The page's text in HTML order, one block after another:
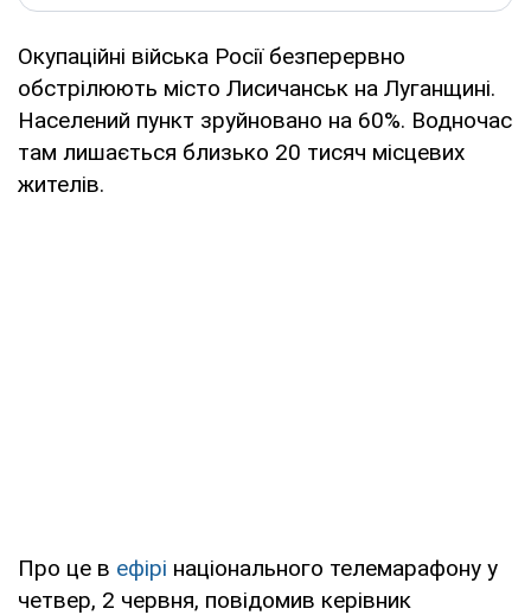
Окупаційні війська Росії безперервно
обстрілюють місто Лисичанськ на Луганщині.
Населений пункт зруйновано на 60%. Водночас
там лишається близько 20 тисяч місцевих
жителів.
Про це в ефірі національного телемарафону у
четвер, 2 червня, повідомив керівник